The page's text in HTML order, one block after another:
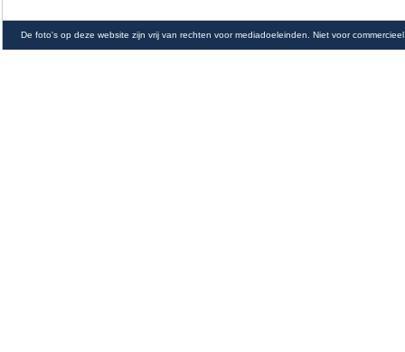
De foto's op deze website zijn vrij van rechten voor mediadoeleinden. Niet voor